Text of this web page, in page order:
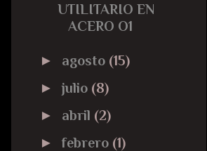
UTILITARIO EN
ACERO O1
► agosto (15)
►julio (8)
► abril (2)
► febrero (1)